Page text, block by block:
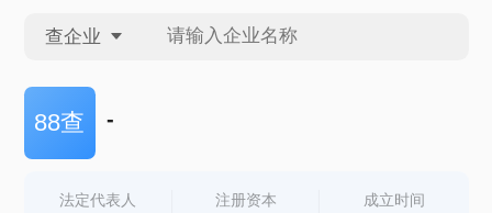
查企业
查企业
88查 -
法定代表人 注册资本 成立时间